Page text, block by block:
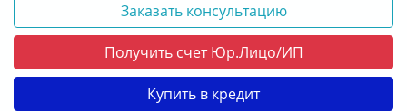
Заказать консультацию
Получить счет Юр.Лицо/ИП
Купить в кредит